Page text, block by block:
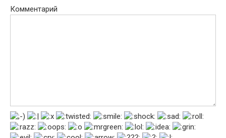
Комментарий